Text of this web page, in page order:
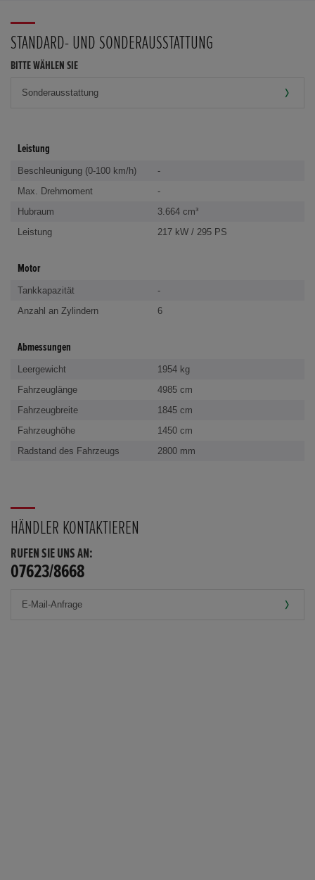
STANDARD- UND SONDERAUSSTATTUNG
BITTE WÄHLEN SIE
Leistung
Beschleunigung (0-100 km/h)
-
Max. Drehmoment
-
Hubraum
3.664 cm³
Leistung
217 kW / 295 PS
Motor
Tankkapazität
-
Anzahl an Zylindern
6
Abmessungen
Leergewicht
1954 kg
Fahrzeuglänge
4985 cm
Fahrzeugbreite
1845 cm
Fahrzeughöhe
1450 cm
Radstand des Fahrzeugs
2800 mm
HÄNDLER KONTAKTIEREN
RUFEN SIE UNS AN:
07623/8668